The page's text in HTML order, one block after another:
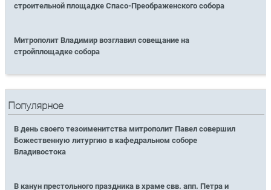
строительной площадке Спасо-Преображенского собора
Митрополит Владимир возглавил совещание на
стройплощадке собора
Популярное
В день своего тезоименитства митрополит Павел совершил
Божественную литургию в кафедральном соборе
Владивостока
В канун престольного праздника в храме свв. апп. Петра и